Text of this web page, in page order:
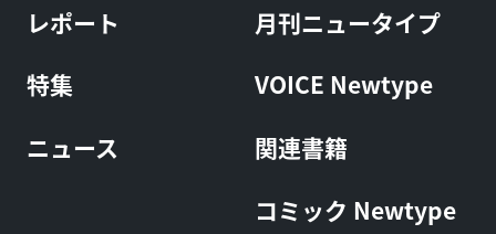
レポート
特集
ニュース
月刊ニュータイプ
VOICE Newtype
関連書籍
コミック Newtype